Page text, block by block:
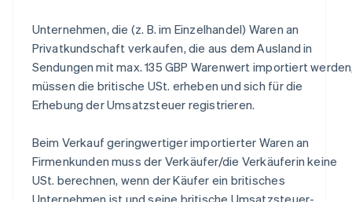
Unternehmen, die (z. B. im Einzelhandel) Waren an
Privatkundschaft verkaufen, die aus dem Ausland in
Sendungen mit max. 135 GBP Warenwert importiert
müssen die britische USt. erheben und sich für die
Erhebung der Umsatzsteuer registrieren.
Beim Verkauf geringwertiger importierter Waren an
Firmenkunden muss der Verkäufer/die Verkäuferin keine
USt. berechnen, wenn der Käufer ein britisches
Unternehmen ist und seine britische Umsatzsteuer-